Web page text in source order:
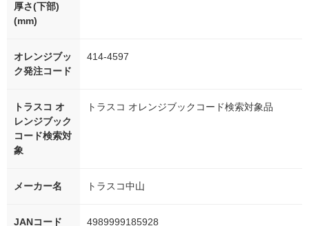
厚さ(下部)
(mm)
オレンジブッ
ク発注コード
414-4597
トラスコ オ
レンジブック
コード検索対
象
トラスコ オレンジブックコード検索対象品
メーカー名 トラスコ中山
JANコード 4989999185928